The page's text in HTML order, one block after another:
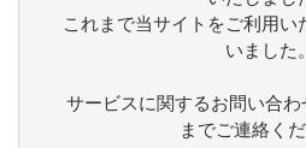
これまで当サイトをご利用
いました。
サービスに関するお問い合
までご連絡くだ